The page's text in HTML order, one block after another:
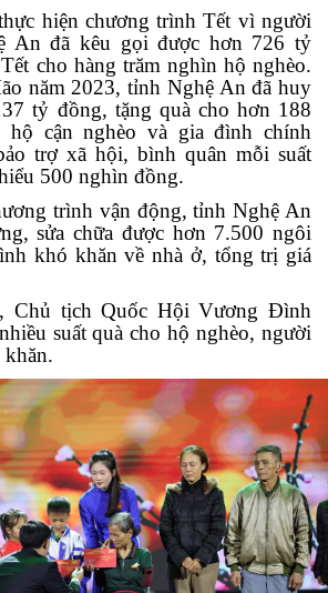
hiện chương trình Tết vì người
An đã kêu gọi được hơn 726 tỷ
cho hàng trăm nghìn hộ nghèo.
năm 2023, tỉnh Nghệ An đã huy
tỷ đồng, tặng quà cho hơn 188
hộ cận nghèo và gia đình chính
trợ xã hội, bình quân mỗi suất
500 nghìn đồng.
trình vận động, tỉnh Nghệ An
sửa chữa được hơn 7.500 ngôi
khó khăn về nhà ở, tổng trị giá
Chủ tịch Quốc Hội Vương Đình
suất quà cho hộ nghèo, người
khăn.